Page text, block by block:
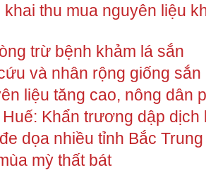
khai thu mua nguyên liệu
trừ bệnh khảm lá sắn
và nhân rộng giống
liệu tăng cao, nông dân
Khẩn trương dập dịch
dọa nhiều tỉnh Bắc
mỳ thất bát